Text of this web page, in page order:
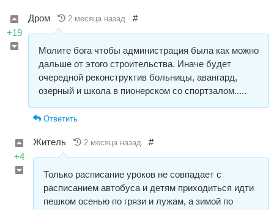
+19
Дром 2 месяца назад #
Молите бога чтобы администрация была как можно
дальше от этого строительства. Иначе будет
очередной реконструктив больницы, авангард,
озерный и школа в пионерском со спортзалом.....
Ответить
+4
Житель 2 месяца назад #
Только расписание уроков не совпадает с
расписанием автобуса и детям приходиться идти
пешком осенью по грязи и лужам, а зимой по